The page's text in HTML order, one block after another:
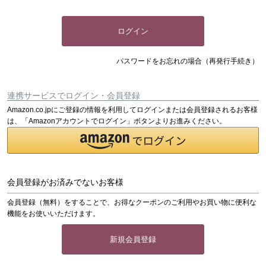
ログイン
パスワードをお忘れの場合（再発行手続き）
連携サービスでログイン・会員登録
Amazon.co.jpにご登録の情報を利用してログインまたは会員登録されるお客様
は、「Amazonアカウントでログイン」ボタンよりお進みください。
会員登録がお済みでないお客様
会員登録（無料）をすることで、お得なクーポンのご利用やお買い物に便利な
機能をお使いいただけます。
新規会員登録